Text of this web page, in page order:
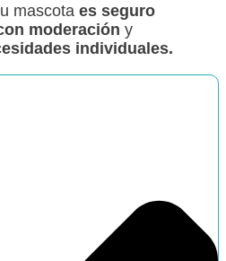
mascota es seguro
moderación y
individuales.